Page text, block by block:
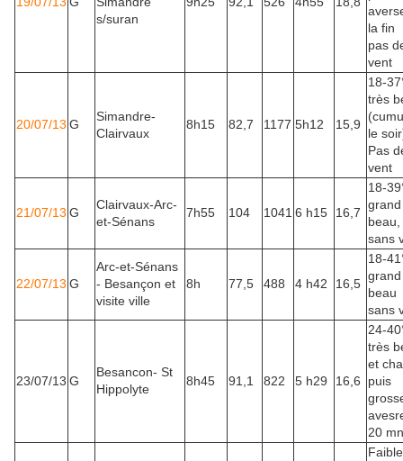
s/suran
la fin
pas
vent
20/07/13 G
Simandre-
Clairvaux
8h15 82,7 1177 5h12 15,9
18-
très
le
Pas
vent
21/07/13 G
Clairvaux-Arc-
et-Sénans
7h55 104 1041 6 h15 16,7
18-
grand
beau,
sans
22/07/13 G
Arc-et-Sénans
- Besançon et
visite ville
8h 77,5 488 4 h42 16,5
18-
grand
beau
sans
23/07/13 G
Besancon- St
Hippolyte
8h45 91,1 822 5 h29 16,6
24-
très
et
puis
20 mn
Faible